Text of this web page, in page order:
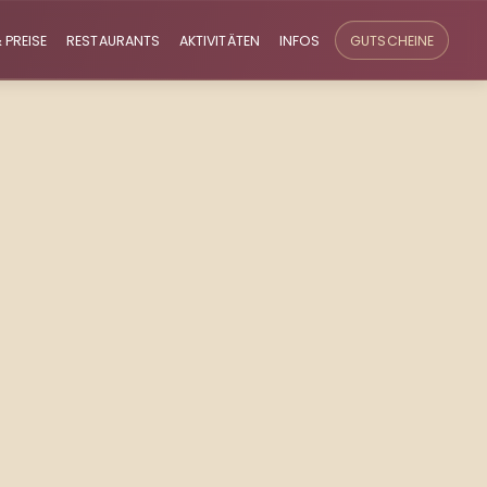
RESTAURANTS AKTIVITÄTEN INFOS GUTSCHEINE